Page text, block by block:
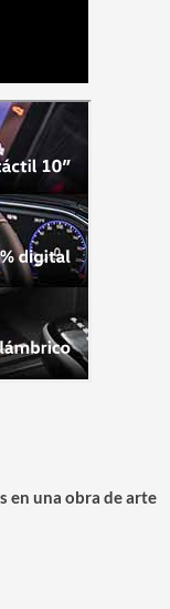
en una obra de arte